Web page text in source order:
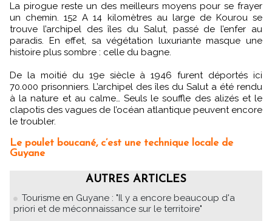
La pirogue reste un des meilleurs moyens pour se frayer
un chemin. 152 A 14 kilomètres au large de Kourou se
trouve l’archipel des îles du Salut, passé de l’enfer au
paradis. En effet, sa végétation luxuriante masque une
histoire plus sombre : celle du bagne.
De la moitié du 19e siècle à 1946 furent déportés ici
70.000 prisonniers. L’archipel des îles du Salut a été rendu
à la nature et au calme… Seuls le souffle des alizés et le
clapotis des vagues de l’océan atlantique peuvent encore
le troubler.
Le poulet boucané, c’est une technique locale de
Guyane
AUTRES ARTICLES
Tourisme en Guyane : "Il y a encore beaucoup d'a
priori et de méconnaissance sur le territoire"